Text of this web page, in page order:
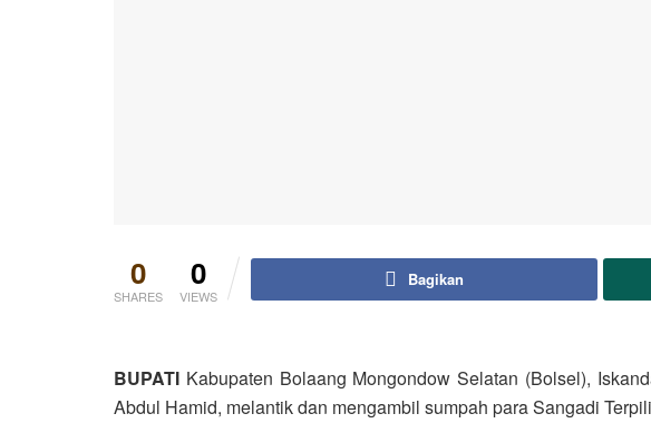
0
SHARES
0
VIEWS
Bagikan
BUPATI Kabupaten Bolaang Mongondow Selatan (Bolsel),
Abdul Hamid, melantik dan mengambil sumpah para Sangadi